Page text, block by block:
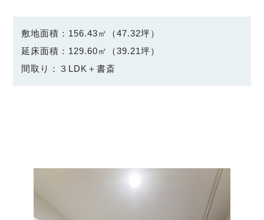
敷地面積：156.43㎡（47.32坪）
延床面積：129.60㎡（39.21坪）
間取り：３LDK＋書斎